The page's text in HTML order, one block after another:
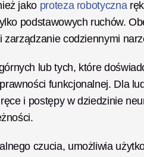
jako proteza robotyczna
podstawowych ruchów.
zarządzanie codziennymi
lub tych, które
funkcjonalnej. Dla
i postępy w dziedzinie
czucia, umożliwia